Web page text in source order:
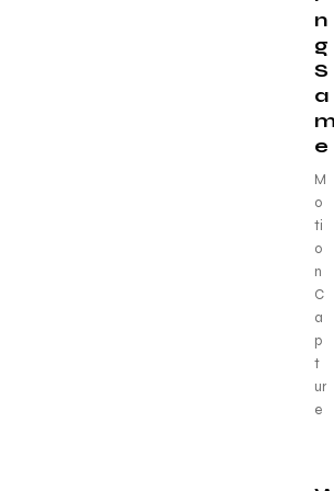
n
g
S
a
e
M
o
ti
o
n
C
a
p
t
ur
e